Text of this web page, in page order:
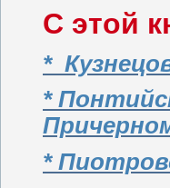
С этой
*
*
*